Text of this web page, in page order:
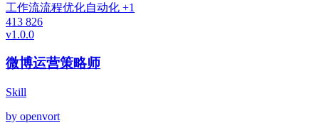
工作流流程优化自动化 +1
413 826
v1.0.0
微博运营策略师
Skill
by openvort